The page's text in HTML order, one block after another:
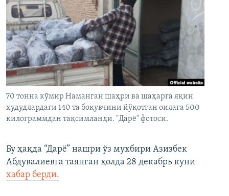
70 тонна кўмир Наманган шаҳри ва шаҳарга яқин
ҳудудлардаги 140 та боқувчини йўқотган оилага 500
килограммдан тақсимланди. "Дарё" фотоси.
Бу ҳақда “Дарё” нашри ўз мухбири Азизбек
Абдувалиевга таянган ҳолда 28 декабрь куни
хабар берди.